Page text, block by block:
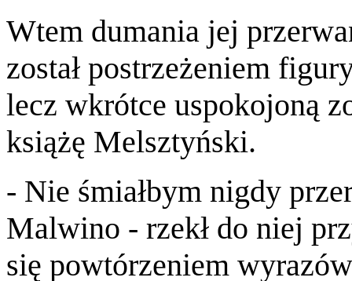
Wtem dumania jej
został postrzeżeniem
lecz wkrótce uspokojoną
książę Melsztyński.
- Nie śmiałbym nigdy
Malwino - rzekł do niej
się powtórzeniem